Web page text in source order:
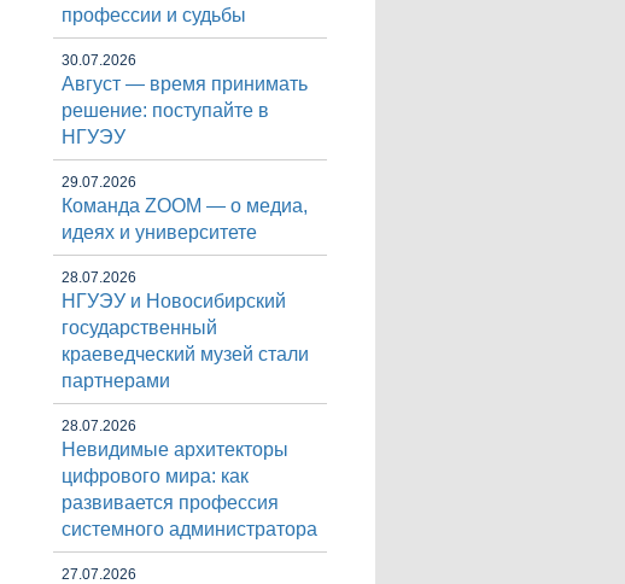
профессии и судьбы
30.07.2026
Август — время принимать
решение: поступайте в
НГУЭУ
29.07.2026
Команда ZOOM — о медиа,
идеях и университете
28.07.2026
НГУЭУ и Новосибирский
государственный
краеведческий музей стали
партнерами
28.07.2026
Невидимые архитекторы
цифрового мира: как
развивается профессия
системного администратора
27.07.2026